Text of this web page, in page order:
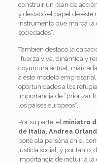
construir un plan de
y destacó el papel de este
instrumento que marca la
sociedades”.
También destacó la
“fuerza viva, dinámica y
coyuntura actual,
a este modelo
oportunidades a los
importancia de “priorizar
los países europeos”.
Por su parte, el ministro
de Italia, Andrea
pone ala persona en el
justicia social, y por tanto,
importancia de incluir a la